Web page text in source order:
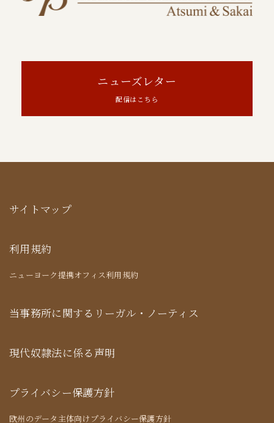
ニューズレター
配信はこちら
サイトマップ
利用規約
ニューヨーク提携オフィス利用規約
当事務所に関するリーガル・ノーティス
現代奴隷法に係る声明
プライバシー保護方針
欧州のデータ主体向けプライバシー保護方針